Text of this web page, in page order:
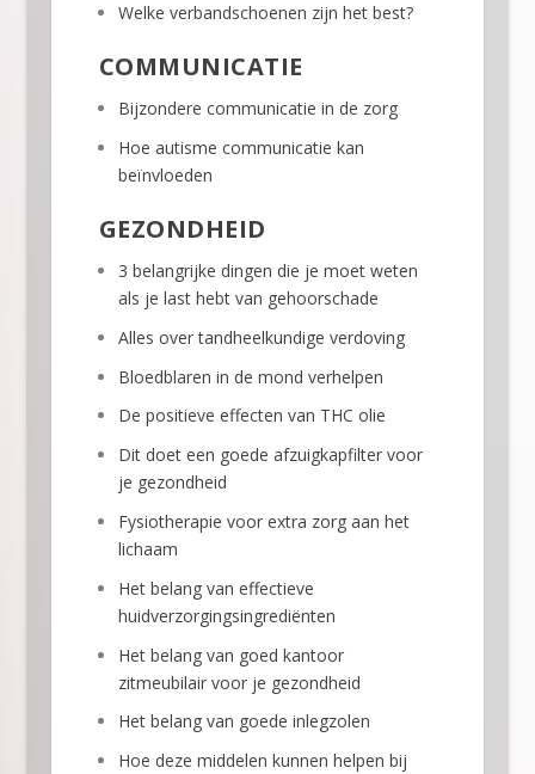
Welke verbandschoenen zijn het best?
COMMUNICATIE
Bijzondere communicatie in de zorg
Hoe autisme communicatie kan
beïnvloeden
GEZONDHEID
3 belangrijke dingen die je moet weten
als je last hebt van gehoorschade
Alles over tandheelkundige verdoving
Bloedblaren in de mond verhelpen
De positieve effecten van THC olie
Dit doet een goede afzuigkapfilter voor
je gezondheid
Fysiotherapie voor extra zorg aan het
lichaam
Het belang van effectieve
huidverzorgingsingrediënten
Het belang van goed kantoor
zitmeubilair voor je gezondheid
Het belang van goede inlegzolen
Hoe deze middelen kunnen helpen bij